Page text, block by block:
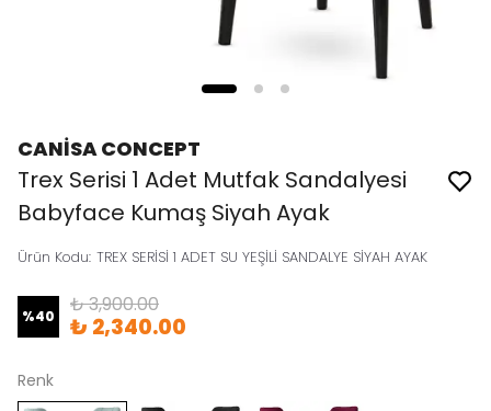
CANİSA CONCEPT
Trex Serisi 1 Adet Mutfak Sandalyesi
Babyface Kumaş Siyah Ayak
Ürün Kodu: TREX SERİSİ 1 ADET SU YEŞİLİ SANDALYE SİYAH AYAK
%40 ₺ 3,900.00
₺ 2,340.00
Renk